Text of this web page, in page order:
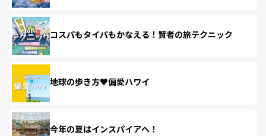
コスパもタイパもかなえる！賢者の旅テクニック
地球の歩き方♥偏愛ハワイ
今年の夏はインスパイアへ！